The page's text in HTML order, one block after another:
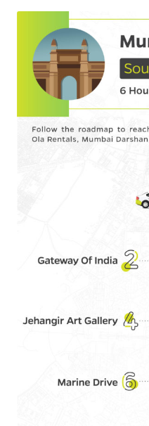
Olacabs Blogs